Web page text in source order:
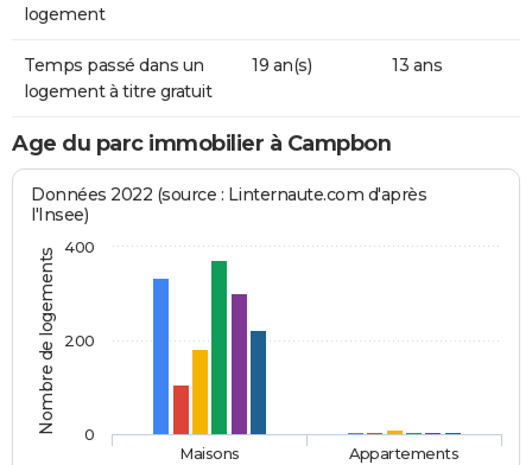
logement
Temps passé dans un
logement à titre gratuit
19 an(s) 13 ans
Age du parc immobilier à Campbon
Nombre de logements
Données 2022 (source : Linternaute.com d'après
l'Insee)
Maisons Appartements
0
200
400